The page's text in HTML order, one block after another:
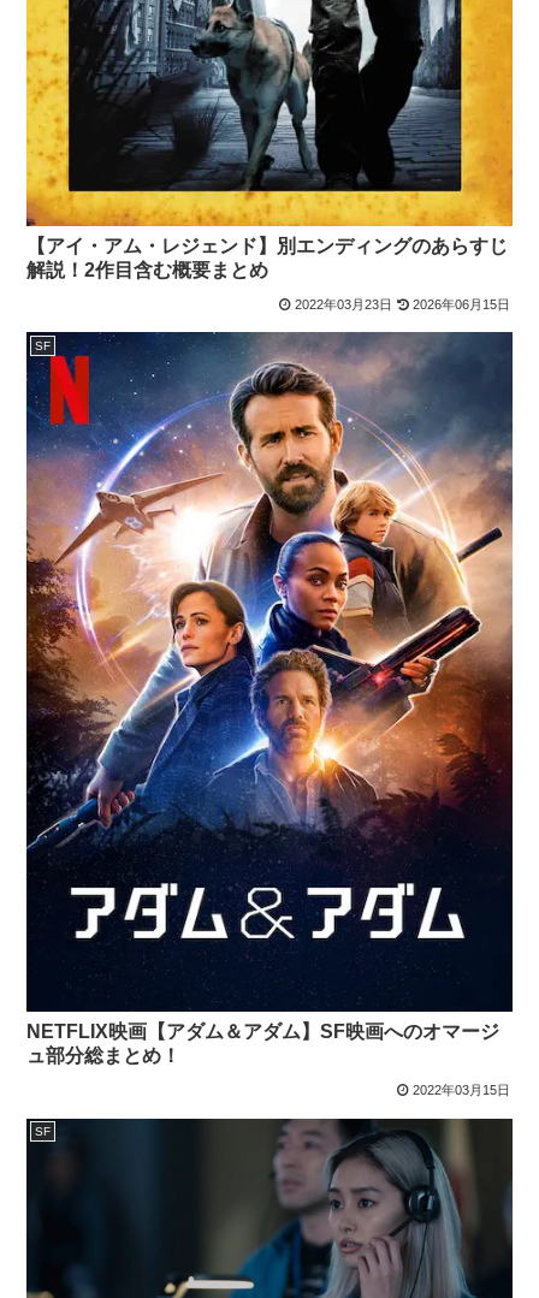
【アイ・アム・レジェンド】別エンディングのあらすじ
解説！2作目含む概要まとめ
2022年03月23日 2026年06月15日
SF
NETFLIX映画【アダム＆アダム】SF映画へのオマージ
ュ部分総まとめ！
2022年03月15日
SF